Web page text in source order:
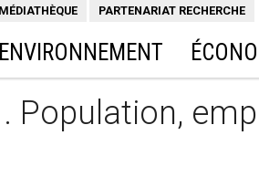
MÉDIATHÈQUE PARTENARIAT RECHERCHE
ENVIRONNEMENT
Population,